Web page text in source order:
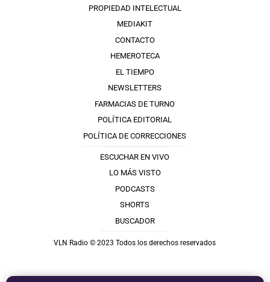
PROPIEDAD INTELECTUAL
MEDIAKIT
CONTACTO
HEMEROTECA
EL TIEMPO
NEWSLETTERS
FARMACIAS DE TURNO
POLÍTICA EDITORIAL
POLÍTICA DE CORRECCIONES
ESCUCHAR EN VIVO
LO MÁS VISTO
PODCASTS
SHORTS
BUSCADOR
VLN Radio © 2023 Todos los derechos reservados